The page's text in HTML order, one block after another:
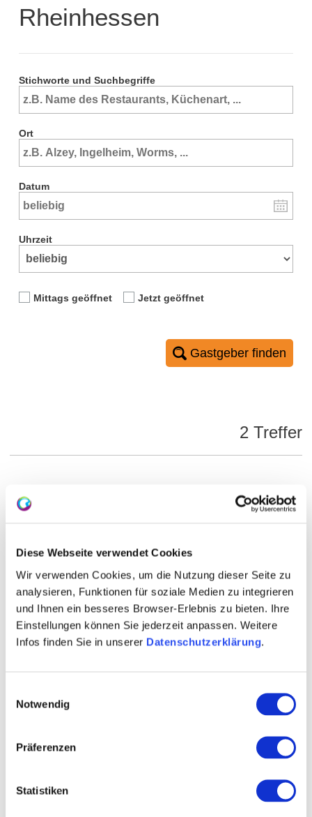
Diese Webseite verwendet Cookies
Wir verwenden Cookies, um die Nutzung dieser Seite zu
analysieren, Funktionen für soziale Medien zu integrieren
und Ihnen ein besseres Browser-Erlebnis zu bieten. Ihre
Einstellungen können Sie jederzeit anpassen. Weitere
Infos finden Sie in unserer Datenschutzerklärung.
Notwendig
Präferenzen
Statistiken
Rheinhessen
Stichworte und Suchbegriffe
Ort
Datum
Uhrzeit
Mittags geöffnet Jetzt geöffnet
Gastgeber finden
2 Treffer
Artikel alphabetisch filtern:
L M N O P Q R
W X Y Z *
Mainzer Weinstuben